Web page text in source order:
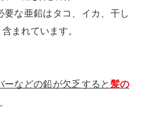
要な亜鉛はタコ、イカ、干し
まれています。
ーなどの鉛が欠乏すると 髪の